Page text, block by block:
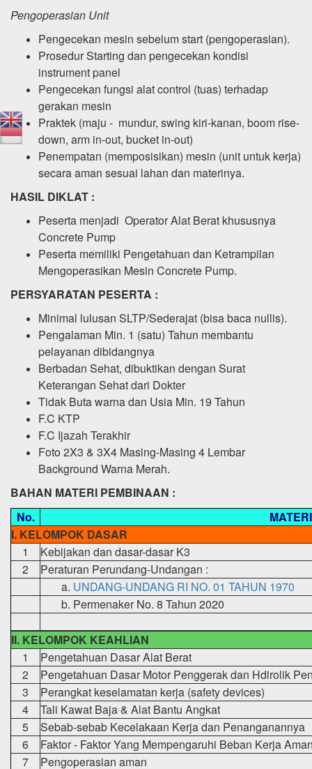
Pengoperasian Unit
Pengecekan mesin sebelum start (pengoperasian).
Prosedur Starting dan pengecekan kondisi
instrument panel
Pengecekan fungsi alat control (tuas) terhadap
gerakan mesin
Praktek (maju - mundur, swing kiri-kanan, boom rise-
down, arm in-out, bucket in-out)
Penempatan (memposisikan) mesin (unit untuk kerja)
secara aman sesuai lahan dan materinya.
HASIL DIKLAT :
Peserta menjadi Operator Alat Berat khususnya
Concrete Pump
Peserta memiliki Pengetahuan dan Ketrampilan
Mengoperasikan Mesin Concrete Pump.
PERSYARATAN PESERTA :
Minimal lulusan SLTP/Sederajat (bisa baca nullis).
Pengalaman Min. 1 (satu) Tahun membantu
pelayanan dibidangnya
Berbadan Sehat, dibuktikan dengan Surat
Keterangan Sehat dari Dokter
Tidak Buta warna dan Usia Min. 19 Tahun
F.C KTP
F.C Ijazah Terakhir
Foto 2X3 & 3X4 Masing-Masing 4 Lembar
Background Warna Merah.
BAHAN MATERI PEMBINAAN :
No.
MATERI
I. KELOMPOK DASAR
1
Kebijakan dan dasar-dasar K3
2
Peraturan Perundang-Undangan :
a. UNDANG-UNDANG RI NO. 01 TAHUN 1970
b. Permenaker No. 8 Tahun 2020
II. KELOMPOK KEAHLIAN
1
Pengetahuan Dasar Alat Berat
2
Pengetahuan Dasar Motor Penggerak dan Hdirolik
3
Perangkat keselamatan kerja (safety devices)
4
Tali Kawat Baja & Alat Bantu Angkat
5
Sebab-sebab Kecelakaan Kerja dan Penanganannya
6
Faktor - Faktor Yang Mempengaruhi Beban Kerja
7
Pengoperasian aman